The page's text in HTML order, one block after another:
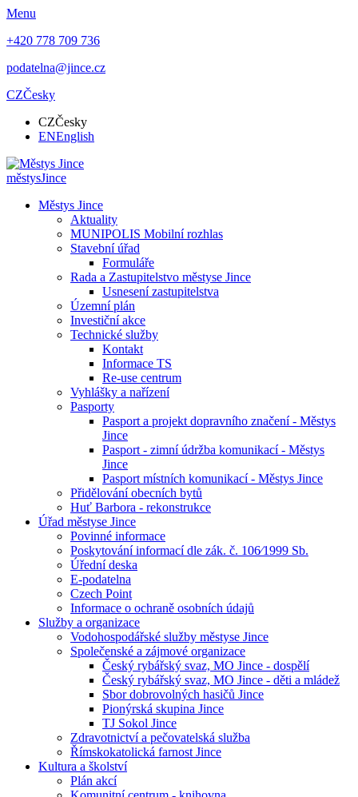
Menu
+420 778 709 736
podatelna@jince.cz
CZČesky
CZČesky
ENEnglish
městysJince
Městys Jince
Aktuality
MUNIPOLIS Mobilní rozhlas
Stavební úřad
Formuláře
Rada a Zastupitelstvo městyse Jince
Usnesení zastupitelstva
Územní plán
Investiční akce
Technické služby
Kontakt
Informace TS
Re-use centrum
Vyhlášky a nařízení
Pasporty
Pasport a projekt dopravního značení - Městys
Jince
Pasport - zimní údržba komunikací - Městys
Jince
Pasport místních komunikací - Městys Jince
Přidělování obecních bytů
Huť Barbora - rekonstrukce
Úřad městyse Jince
Povinné informace
Poskytování informací dle zák. č. 106⁄1999 Sb.
Úřední deska
E-podatelna
Czech Point
Informace o ochraně osobních údajů
Služby a organizace
Vodohospodářské služby městyse Jince
Společenské a zájmové organizace
Český rybářský svaz, MO Jince - dospělí
Český rybářský svaz, MO Jince - děti a mládež
Sbor dobrovolných hasičů Jince
Pionýrská skupina Jince
TJ Sokol Jince
Zdravotnictví a pečovatelská služba
Římskokatolická farnost Jince
Kultura a školství
Plán akcí